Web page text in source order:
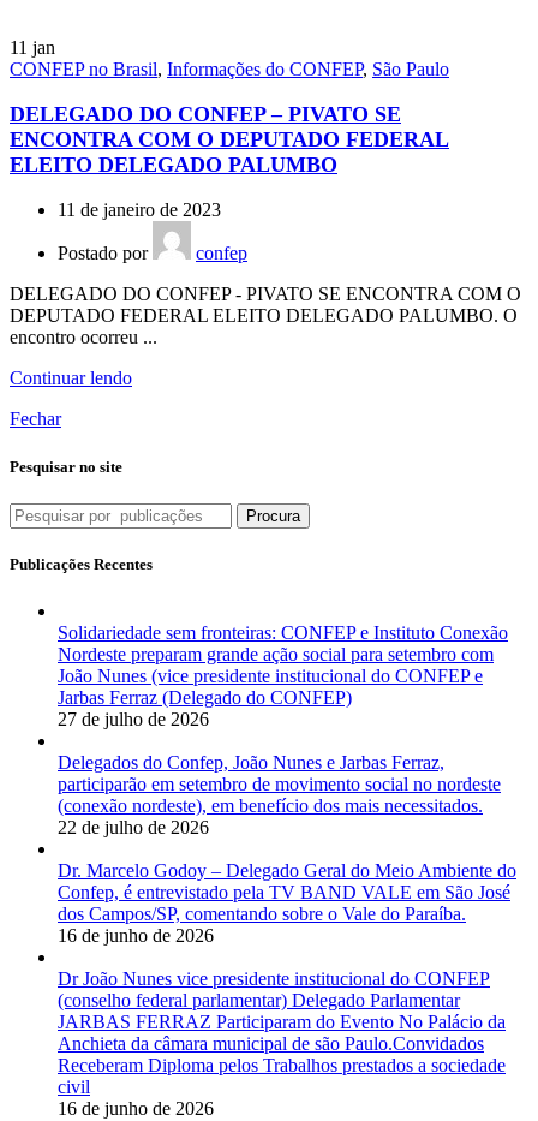
11 jan
CONFEP no Brasil, Informações do CONFEP, São Paulo
DELEGADO DO CONFEP – PIVATO SE
ENCONTRA COM O DEPUTADO FEDERAL
ELEITO DELEGADO PALUMBO
11 de janeiro de 2023
Postado por
confep
DELEGADO DO CONFEP - PIVATO SE ENCONTRA COM O
DEPUTADO FEDERAL ELEITO DELEGADO PALUMBO. O
encontro ocorreu ...
Continuar lendo
Fechar
Pesquisar no site
Procura
Publicações Recentes
Solidariedade sem fronteiras: CONFEP e Instituto Conexão
Nordeste preparam grande ação social para setembro com
João Nunes (vice presidente institucional do CONFEP e
Jarbas Ferraz (Delegado do CONFEP)
27 de julho de 2026
Delegados do Confep, João Nunes e Jarbas Ferraz,
participarão em setembro de movimento social no nordeste
(conexão nordeste), em benefício dos mais necessitados.
22 de julho de 2026
Dr. Marcelo Godoy – Delegado Geral do Meio Ambiente do
Confep, é entrevistado pela TV BAND VALE em São José
dos Campos/SP, comentando sobre o Vale do Paraíba.
16 de junho de 2026
Dr João Nunes vice presidente institucional do CONFEP
(conselho federal parlamentar) Delegado Parlamentar
JARBAS FERRAZ Participaram do Evento No Palácio da
Anchieta da câmara municipal de são Paulo.Convidados
Receberam Diploma pelos Trabalhos prestados a sociedade
civil
16 de junho de 2026